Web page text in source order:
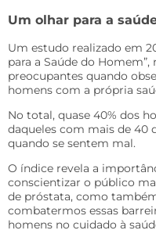
Um olhar para a
Um estudo realizado em
para a Saúde do
preocupantes quando
homens com a própria
No total, quase 40% dos
daqueles com mais de 40
quando se sentem mal.
O índice revela a
conscientizar o público
de próstata, como
combatermos essas
homens no cuidado à